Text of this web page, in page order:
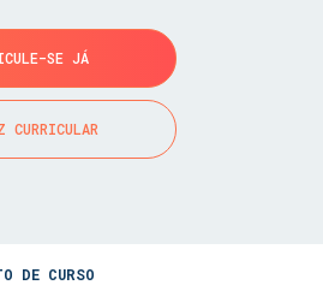
SE JÁ
CURRICULAR
DE CURSO